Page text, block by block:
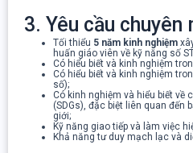
3. Yêu cầu chuyên
Tối thiểu 5 năm kinh nghiệm
huấn giáo viên về kỹ năng số
Có hiểu biết và kinh nghiệm
Có hiểu biết và kinh nghiệm
số);
Có kinh nghiệm và hiểu biết về
(SDGs), đặc biệt liên quan đến
giới;
Kỹ năng giao tiếp và làm việc
Khả năng tư duy mạch lạc và